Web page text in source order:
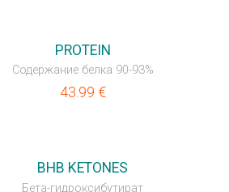
PROTEIN
Содержание белка 90-93%
43.99 €
BHB KETONES
Бета-гидроксибутират